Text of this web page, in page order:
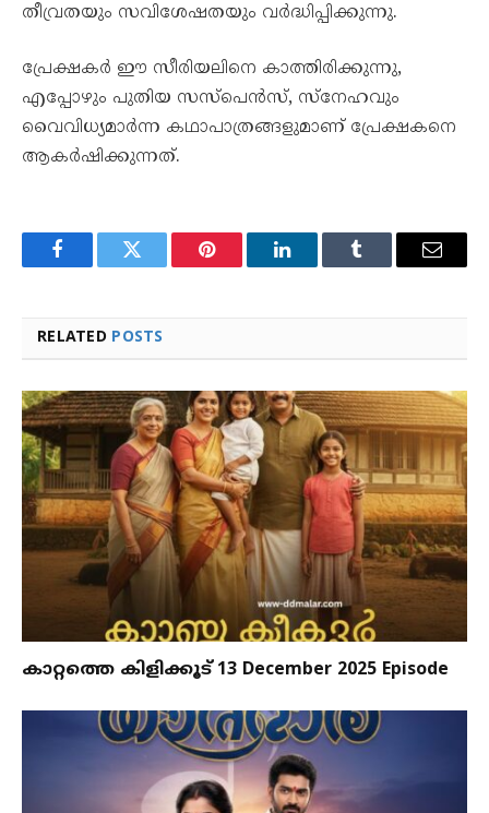
തീവ്രതയും സവിശേഷതയും വർദ്ധിപ്പിക്കുന്നു.
പ്രേക്ഷകർ ഈ സീരിയലിനെ കാത്തിരിക്കുന്നു,
എപ്പോഴും പുതിയ സസ്പെൻസ്, സ്നേഹവും
വൈവിധ്യമാർന്ന കഥാപാത്രങ്ങളുമാണ് പ്രേക്ഷകനെ
ആകർഷിക്കുന്നത്.
FacebookTwitter Pinterest LinkedInTumblr Email
RELATED POSTS
കാറ്റത്തെ കിളിക്കൂട് 13 December 2025 Episode